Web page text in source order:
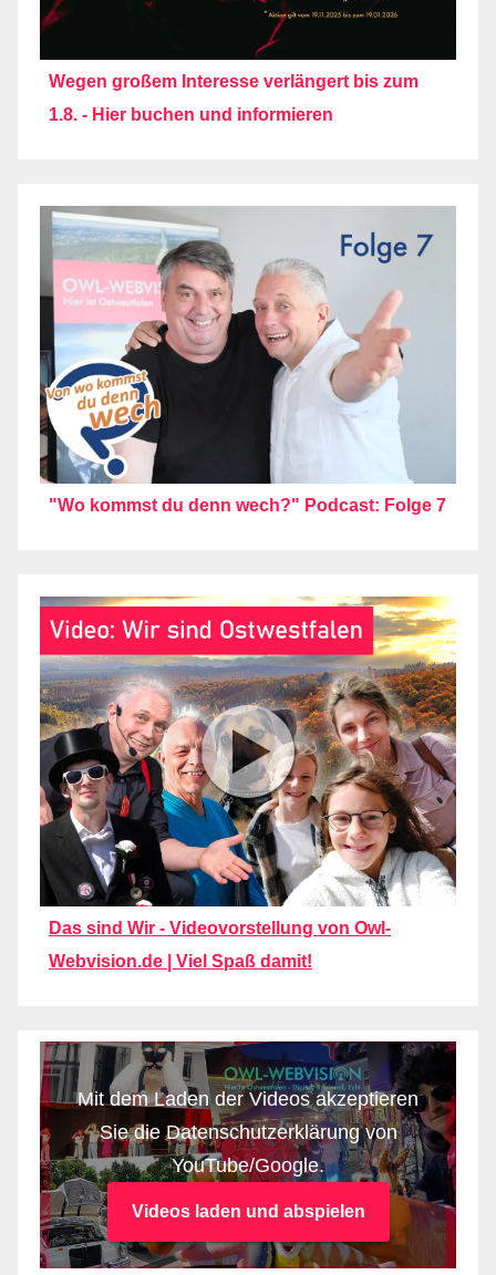
Wegen großem Interesse verlängert bis zum
1.8. - Hier buchen und informieren
"Wo kommst du denn wech?" Podcast: Folge 7
Das sind Wir - Videovorstellung von Owl-
Webvision.de | Viel Spaß damit!
Mit dem Laden der Videos akzeptieren
Sie die Datenschutzerklärung von
YouTube/Google.
Videos laden und abspielen